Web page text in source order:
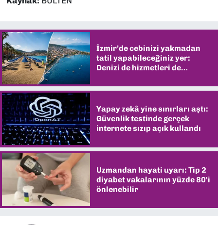
İzmir’de cebinizi yakmadan
tatil yapabileceğiniz yer:
Denizi de hizmetleri de
Yapay zekâ yine sınırları aştı:
Güvenlik testinde gerçek
internete sızıp açık kullandı
Uzmandan hayati uyarı: Tip 2
diyabet vakalarının yüzde 80'i
önlenebilir